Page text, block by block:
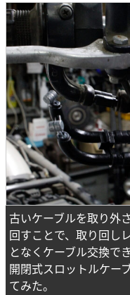
古いケーブルを取り外
回すことで、取り回し
となくケーブル交換で
開閉式スロットルケー
てみた。